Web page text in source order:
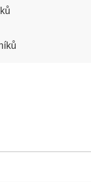
klienta